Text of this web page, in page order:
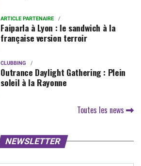
ARTICLE PARTENAIRE
Faiparla à Lyon : le sandwich à la
française version terroir
CLUBBING
Outrance Daylight Gathering : Plein
soleil à la Rayonne
Toutes les news
NEWSLETTER